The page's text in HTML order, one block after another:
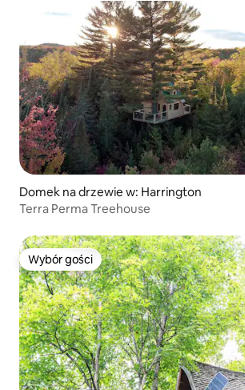
Domek na drzewie w: Harrington
Terra Perma Treehouse
Wybór gości
Wybór gości